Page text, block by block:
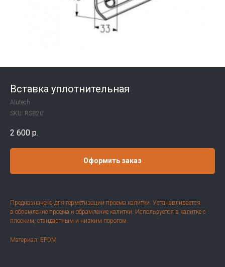
Вставка уплотнительная
Alutech
SKU: RSB20
2 600 р.
Оформить заказ
Предназначена для герметизации проема калитки. Устанавливается
в обрамление проема и обрамление калитки. Используется в калитке с
плоским, стандартным и низким порогом.
Материал: EPDM